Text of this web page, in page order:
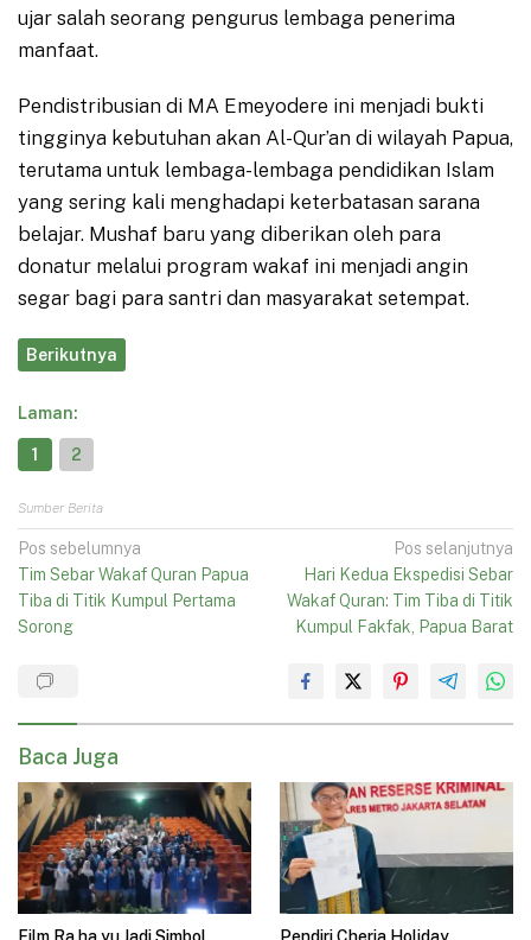
ujar salah seorang pengurus lembaga penerima
manfaat.
Pendistribusian di MA Emeyodere ini menjadi bukti
tingginya kebutuhan akan Al-Qur’an di wilayah Papua,
terutama untuk lembaga-lembaga pendidikan Islam
yang sering kali menghadapi keterbatasan sarana
belajar. Mushaf baru yang diberikan oleh para
donatur melalui program wakaf ini menjadi angin
segar bagi para santri dan masyarakat setempat.
Berikutnya
Laman:
1 2
Sumber Berita
Navigasi
pos
Pos sebelumnya
Tim Sebar Wakaf Quran Papua
Tiba di Titik Kumpul Pertama
Sorong
Pos selanjutnya
Hari Kedua Ekspedisi Sebar
Wakaf Quran: Tim Tiba di Titik
Kumpul Fakfak, Papua Barat
Baca Juga